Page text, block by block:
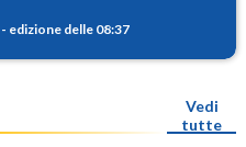
- edizione delle 08:37
Vedi
tutte